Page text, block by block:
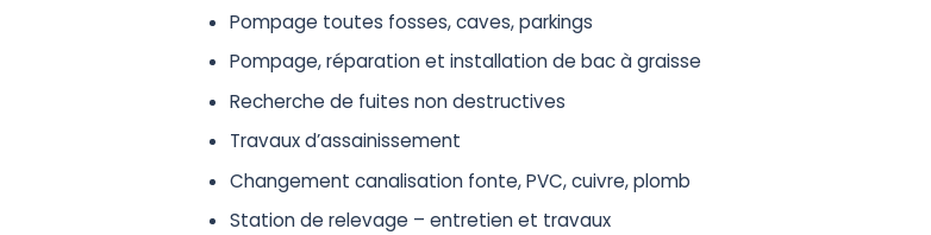
Pompage toutes fosses, caves, parkings
Pompage, réparation et installation de bac à graisse
Recherche de fuites non destructives
Travaux d’assainissement
Changement canalisation fonte, PVC, cuivre, plomb
Station de relevage – entretien et travaux